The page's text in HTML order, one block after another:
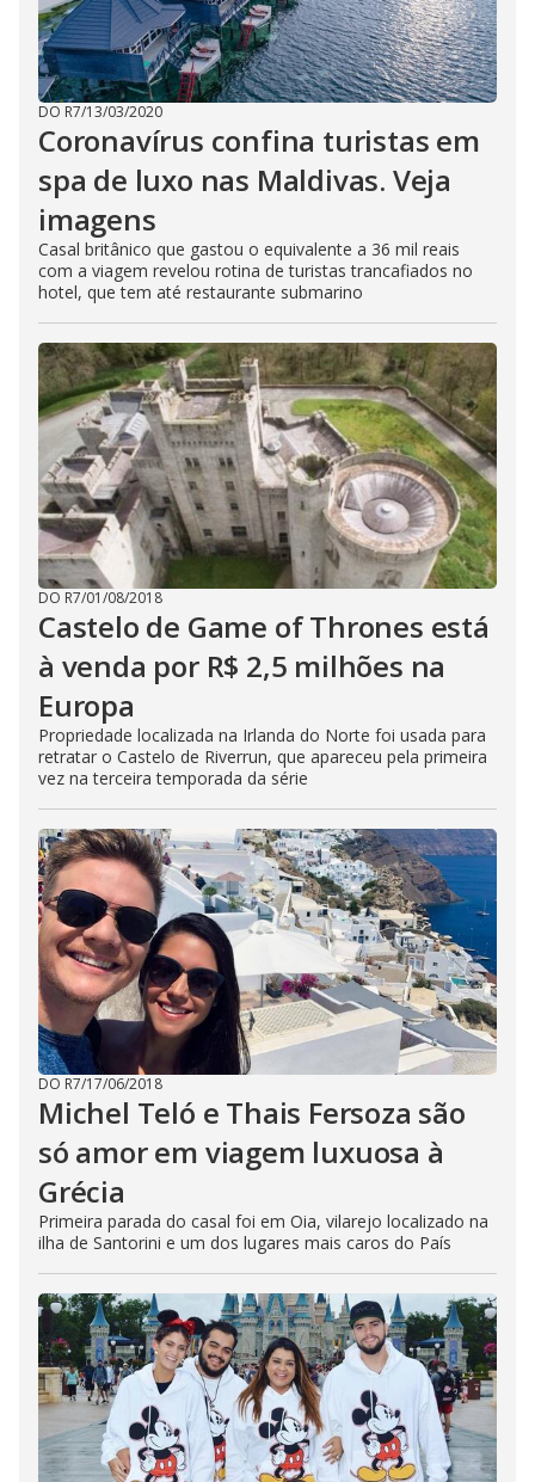
DO R7/13/03/2020
Coronavírus confina turistas em
spa de luxo nas Maldivas. Veja
imagens
Casal britânico que gastou o equivalente a 36 mil reais
com a viagem revelou rotina de turistas trancafiados no
hotel, que tem até restaurante submarino
DO R7/01/08/2018
Castelo de Game of Thrones está
à venda por R$ 2,5 milhões na
Europa
Propriedade localizada na Irlanda do Norte foi usada para
retratar o Castelo de Riverrun, que apareceu pela primeira
vez na terceira temporada da série
DO R7/17/06/2018
Michel Teló e Thais Fersoza são
só amor em viagem luxuosa à
Grécia
Primeira parada do casal foi em Oia, vilarejo localizado na
ilha de Santorini e um dos lugares mais caros do País